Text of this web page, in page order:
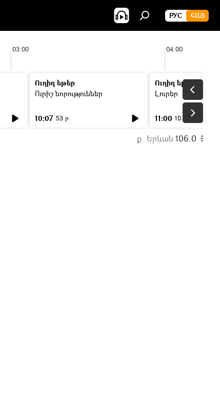
РУС ՀԱՅ
03:00 04:00
Ուղիղ եթեր
Ուրիշ նորություններ
10:07 53 ր
Ուղիղ եթեր
Լուրեր
11:00 10 ր
ք. Երևան 106.0